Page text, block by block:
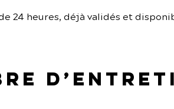
24 heures, déjà validés et